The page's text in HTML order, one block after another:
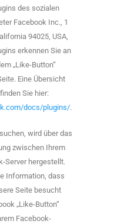
des sozialen
Facebook Inc., 1
94025, USA,
erkennen Sie an
„Like-Button“
Eine Übersicht
Sie hier:
docs/plugins/.
wird über das
zwischen Ihrem
Server hergestellt.
Information, dass
Seite besucht
„Like-Button“
Facebook-